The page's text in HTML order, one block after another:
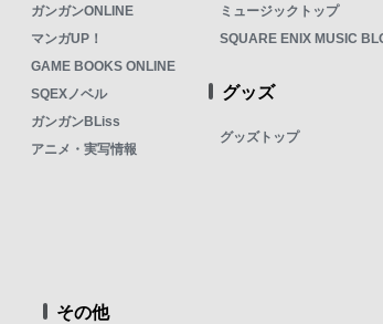
ガンガンONLINE
マンガUP！
GAME BOOKS ONLINE
SQEXノベル
ガンガンBLiss
アニメ・実写情報
ミュージックトップ
SQUARE ENIX MUSIC
グッズ
グッズトップ
その他